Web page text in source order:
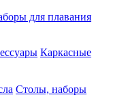
для плавания
Каркасные
Столы, наборы